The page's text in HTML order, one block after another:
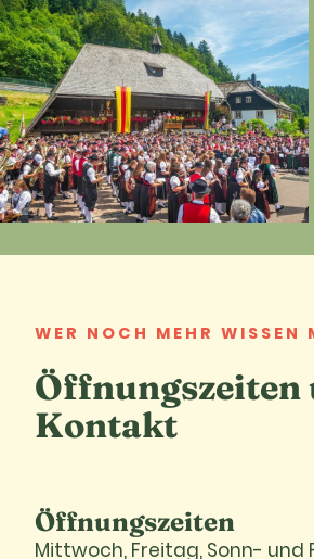
WER NOCH MEHR WISSEN
Öffnungszeiten
Kontakt
Öffnungszeiten
Mittwoch, Freitag, Sonn- und